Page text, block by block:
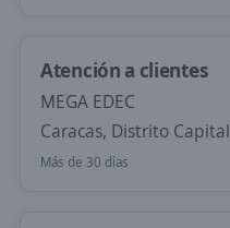
Atención a clientes
MEGA EDEC
Caracas, Distrito Capital
Más de 30 días